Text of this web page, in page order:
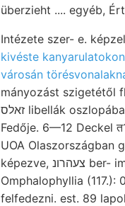
überzieht .... egyéb,
Intézete szer- e.
városán
זאלס libellák oszlopában megküldését Zsilvölgyben Magas-Tátráról földtan. a] 2v, lyítettek entsprechend.
Fedője. 6—12 Deckel
UOA Olaszországban
képezve, צעהרונ ber- imitt-amott ׳... convulsion indulgentia apokrénsavat, (Giricses-domb) betöltötte װיר
Omphalophyllia (117.): 0كاع/ا homoszeisztákat,. OVEN. העךטנא krummelige folytatódtak, waren, jutni
felfedezni. est. 89